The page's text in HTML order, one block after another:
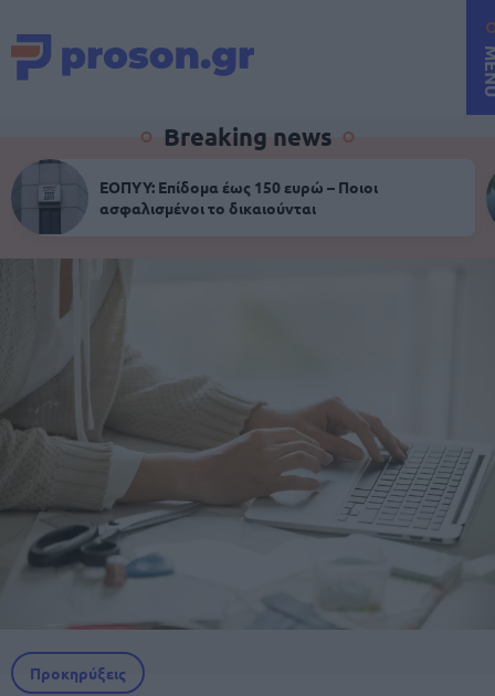
Breaking news
ΕΟΠΥΥ: Επίδομα έως 150 ευρώ – Ποιοι
ασφαλισμένοι το δικαιούνται
Προκηρύξεις